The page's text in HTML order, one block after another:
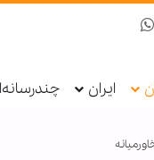
ایران